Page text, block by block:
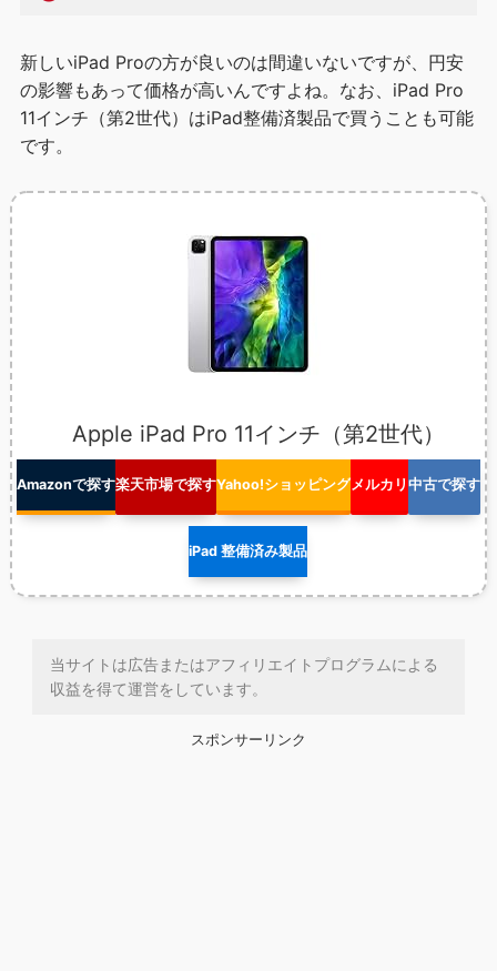
新しいiPad Proの方が良いのは間違いないですが、円安
の影響もあって価格が高いんですよね。なお、iPad Pro
11インチ（第2世代）はiPad整備済製品で買うことも可能
です。
Apple iPad Pro 11インチ（第2世代）
中古で探す
Amazonで探す楽天市場で探すYahoo!ショッピングメルカリ
iPad 整備済み製品
当サイトは広告またはアフィリエイトプログラムによる
収益を得て運営をしています。
スポンサーリンク